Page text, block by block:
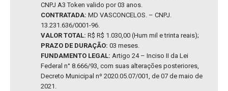
CNPJ A3 Token valido por 03 anos.
CONTRATADA: MD VASCONCELOS. – CNPJ.
13.231.636/0001-96.
VALOR TOTAL: R$ R$ 1.030,00 (Hum mil e trinta reais);
PRAZO DE DURAÇÃO: 03 meses.
FUNDAMENTO LEGAL: Artigo 24 – Inciso II da Lei
Federal n° 8.666/93, com suas alterações posteriores,
Decreto Municipal nº 2020.05.07/001, de 07 de maio de
2021.